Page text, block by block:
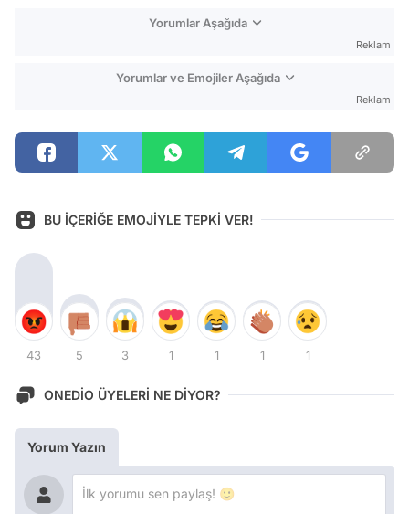
Yorumlar Aşağıda
Reklam
Yorumlar ve Emojiler Aşağıda
Reklam
BU İÇERİĞE EMOJİYLE TEPKİ VER!
43 5 3 1 1 1 1
ONEDİO ÜYELERİ NE DİYOR?
Yorum Yazın